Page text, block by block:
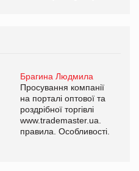
Брагина Людмила
Просування компанії
на порталі оптової та
роздрібної торгівлі
www.trademaster.ua.
правила. Особливості.